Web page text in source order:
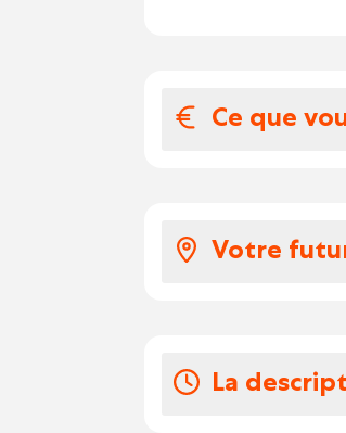
Ce que
par heure.
Votre
saison
La